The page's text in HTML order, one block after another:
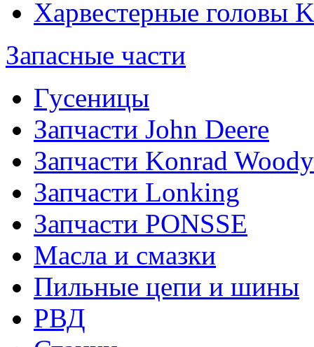
Харвестерные головы
Запасные части
Гусеницы
Запчасти John Deere
Запчасти Konrad Woody
Запчасти Lonking
Запчасти PONSSE
Масла и смазки
Пильные цепи и шины
РВД